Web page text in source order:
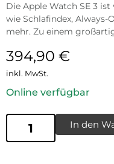
Die Apple Watch SE 3
wie Schlafindex,
mehr. Zu einem
394,90 €
inkl. MwSt.
Online verfügbar
In den